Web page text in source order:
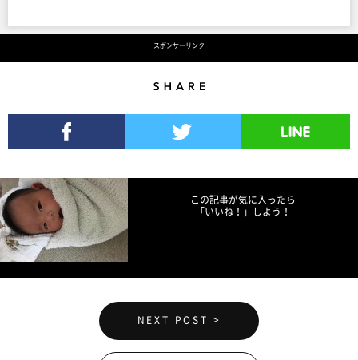
スポンサーリンク
この記事が気に入ったら
「いいね！」しよう！
NEXT POST >